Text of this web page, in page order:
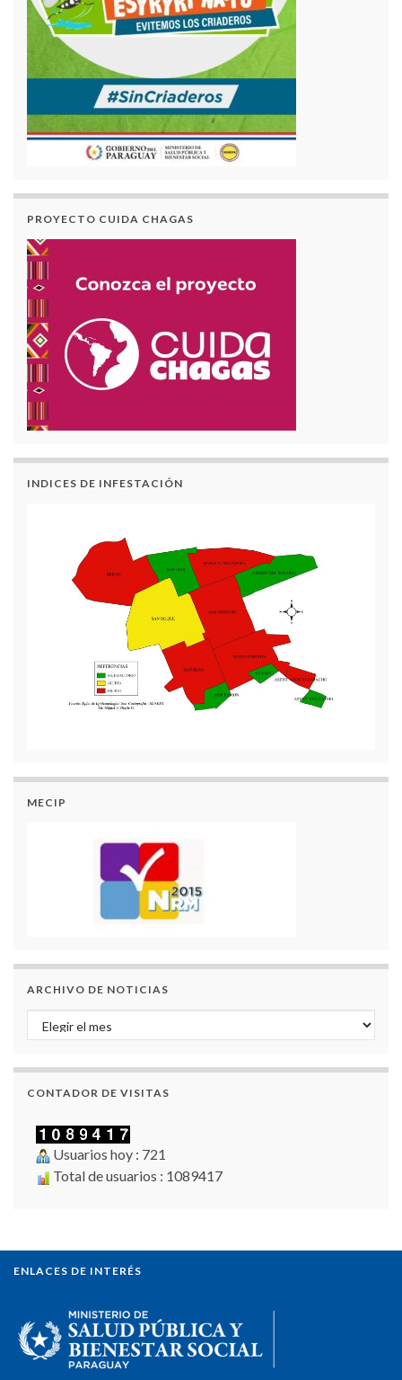
PROYECTO CUIDA CHAGAS
INDICES DE INFESTACIÓN
MECIP
ARCHIVO DE NOTICIAS
Archivo de Noticias
CONTADOR DE VISITAS
Usuarios hoy : 721
Total de usuarios : 1089417
ENLACES DE INTERÉS